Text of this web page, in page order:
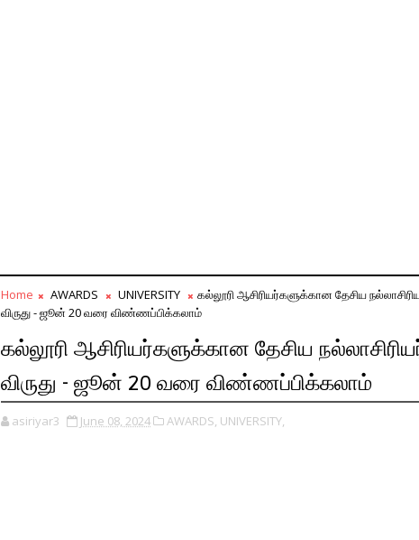
Home AWARDS UNIVERSITY
கல்லூரி ஆசிரியர்களுக்கான தேசிய
விருது - ஜூன் 20 வரை விண்ணப்பிக்கலாம்
கல்லூரி ஆசிரியர்களுக்கான தேசிய
விருது - ஜூன் 20 வரை விண்ணப்பிக்கலாம்
asiriyar3 June 08, 2024 AWARDS, UNIVERSITY,